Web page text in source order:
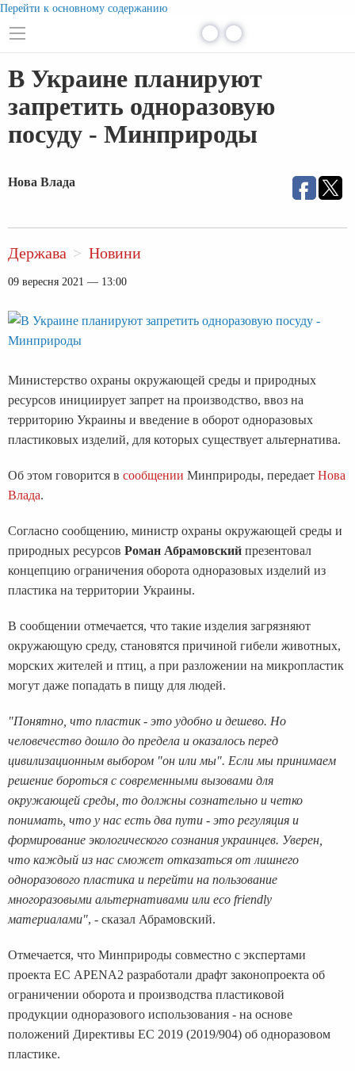
Перейти к основному содержанию
В Украине планируют
запретить одноразовую
посуду - Минприроды
Нова Влада
Держава Новини
09 вересня 2021 — 13:00
Министерство охраны окружающей среды и природных
ресурсов инициирует запрет на производство, ввоз на
территорию Украины и введение в оборот одноразовых
пластиковых изделий, для которых существует альтернатива.
Об этом говорится в сообщении Минприроды, передает Нова
Влада.
Согласно сообщению, министр охраны окружающей среды и
природных ресурсов Роман Абрамовский презентовал
концепцию ограничения оборота одноразовых изделий из
пластика на территории Украины.
В сообщении отмечается, что такие изделия загрязняют
окружающую среду, становятся причиной гибели животных,
морских жителей и птиц, а при разложении на микропластик
могут даже попадать в пищу для людей.
"Понятно, что пластик - это удобно и дешево. Но
человечество дошло до предела и оказалось перед
цивилизационным выбором "он или мы". Если мы принимаем
решение бороться с современными вызовами для
окружающей среды, то должны сознательно и четко
понимать, что у нас есть два пути - это регуляция и
формирование экологического сознания украинцев. Уверен,
что каждый из нас сможет отказаться от лишнего
одноразового пластика и перейти на пользование
многоразовыми альтернативами или eco friendly
материалами", - сказал Абрамовский.
Отмечается, что Минприроды совместно с экспертами
проекта ЕС APENA2 разработали драфт законопроекта об
ограничении оборота и производства пластиковой
продукции одноразового использования - на основе
положений Директивы ЕС 2019 (2019/904) об одноразовом
пластике.